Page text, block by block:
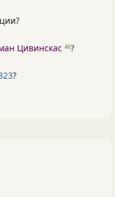
Цивинскас 46?
?